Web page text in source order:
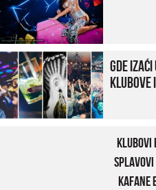
Gde
klubove
Klubovi
Splavovi
Kafane